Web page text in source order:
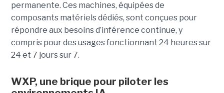
permanente. Ces machines, équipées de
composants matériels dédiés, sont conçues pour
répondre aux besoins d’inférence continue, y
compris pour des usages fonctionnant 24 heures sur
24 et 7 jours sur 7.
WXP, une brique pour piloter les